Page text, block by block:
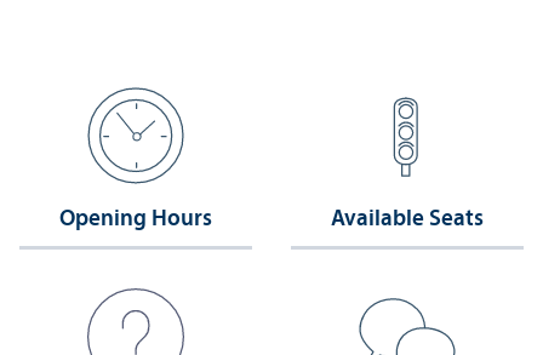
Opening Hours Available Seats